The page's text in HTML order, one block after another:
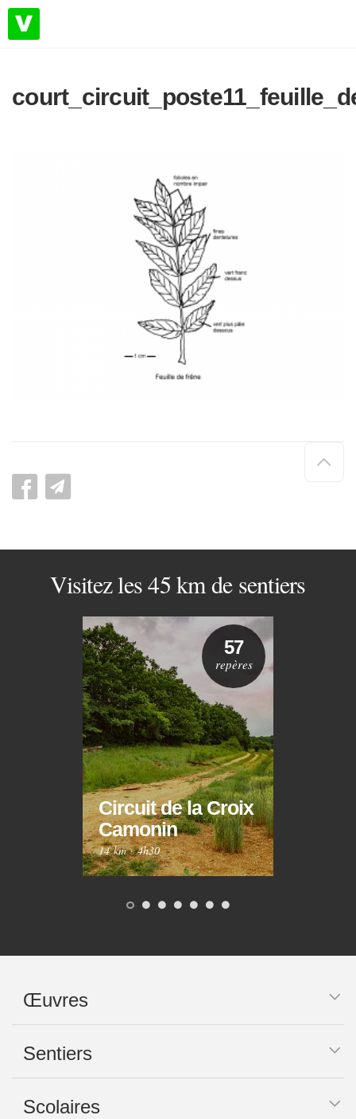
de
Visitez les 45 km de sentiers
Circuit de la Croix
Camonin
14 km·4h30
57
repères
Œuvres
Sentiers
Scolaires